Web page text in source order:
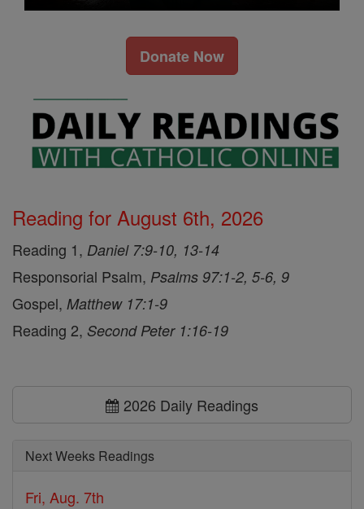
Donate Now
Reading for August 6th, 2026
Reading 1, Daniel 7:9-10, 13-14
Responsorial Psalm, Psalms 97:1-2, 5-6, 9
Gospel, Matthew 17:1-9
Reading 2, Second Peter 1:16-19
2026 Daily Readings
Next Weeks Readings
Fri, Aug. 7th